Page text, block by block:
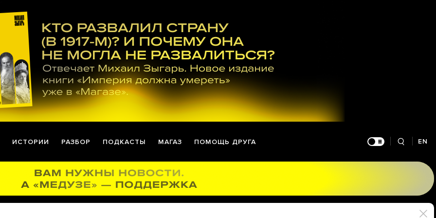
ИСТОРИИ РАЗБОР ПОДКАСТЫ МАГАЗ ПОМОЩЬ ДРУГА EN